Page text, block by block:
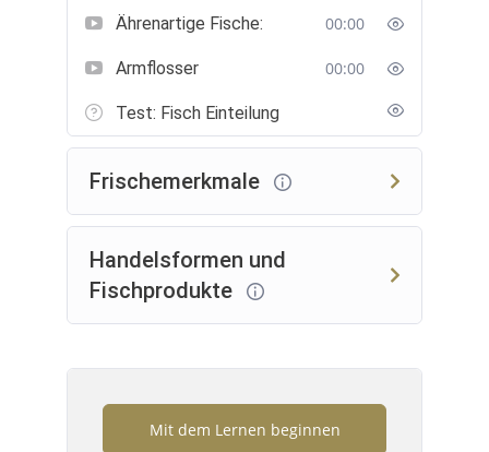
Ährenartige Fische: 00:00
Armflosser 00:00
Test: Fisch Einteilung
Frischemerkmale
Handelsformen und
Fischprodukte
Mit dem Lernen beginnen